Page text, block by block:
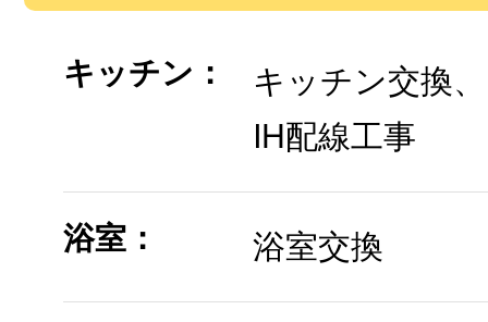
キッチン：
キッチン交換
IH配線工事
浴室： 浴室交換